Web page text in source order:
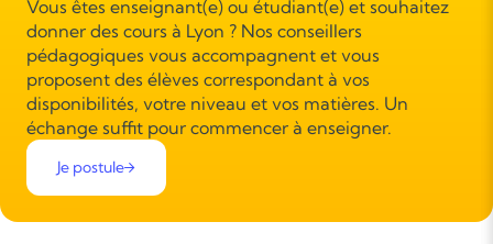
Vous êtes enseignant(e) ou étudiant(e) et souhaitez
donner des cours à Lyon ? Nos conseillers
pédagogiques vous accompagnent et vous
proposent des élèves correspondant à vos
disponibilités, votre niveau et vos matières. Un
échange suffit pour commencer à enseigner.
Je postule